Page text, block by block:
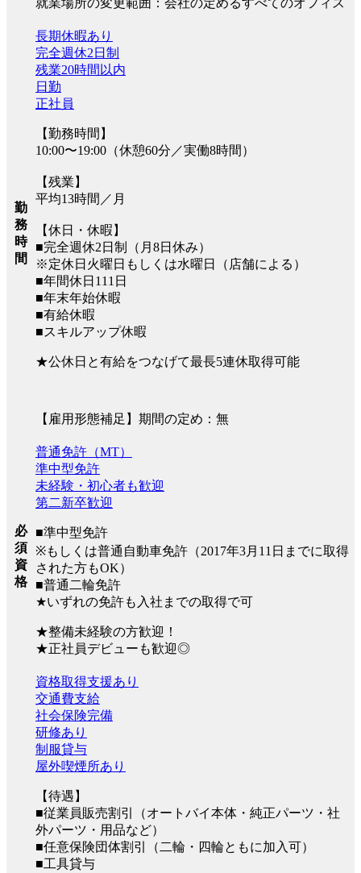
就業場所の変更範囲：会社の定めるすべてのオフィス
勤
務
時
間
長期休暇あり
完全週休2日制
残業20時間以内
日勤
正社員
【勤務時間】
10:00〜19:00（休憩60分／実働8時間）
【残業】
平均13時間／月
【休日・休暇】
■完全週休2日制（月8日休み）
※定休日火曜日もしくは水曜日（店舗による）
■年間休日111日
■年末年始休暇
■有給休暇
■スキルアップ休暇
★公休日と有給をつなげて最長5連休取得可能
【雇用形態補足】期間の定め：無
必
須
資
格
普通免許（MT）
準中型免許
未経験・初心者も歓迎
第二新卒歓迎
■準中型免許
※もしくは普通自動車免許（2017年3月11日までに取得
された方もOK）
■普通二輪免許
★いずれの免許も入社までの取得で可
★整備未経験の方歓迎！
★正社員デビューも歓迎◎
資格取得支援あり
交通費支給
社会保険完備
研修あり
制服貸与
屋外喫煙所あり
【待遇】
■従業員販売割引（オートバイ本体・純正パーツ・社
外パーツ・用品など）
■任意保険団体割引（二輪・四輪ともに加入可）
■工具貸与